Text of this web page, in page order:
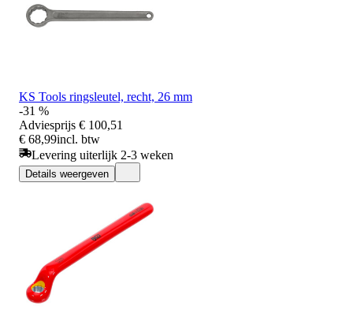
KS Tools ringsleutel, recht, 26 mm
-31 %
Adviesprijs € 100,51
€ 68,99incl. btw
Levering uiterlijk 2-3 weken
Details weergeven